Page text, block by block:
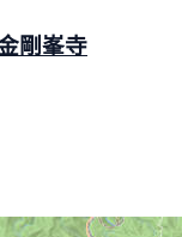
剛峯寺